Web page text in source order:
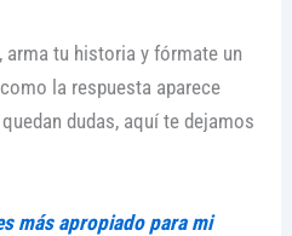
arma tu historia y fórmate un
la respuesta aparece
dudas, aquí te dejamos
más apropiado para mi